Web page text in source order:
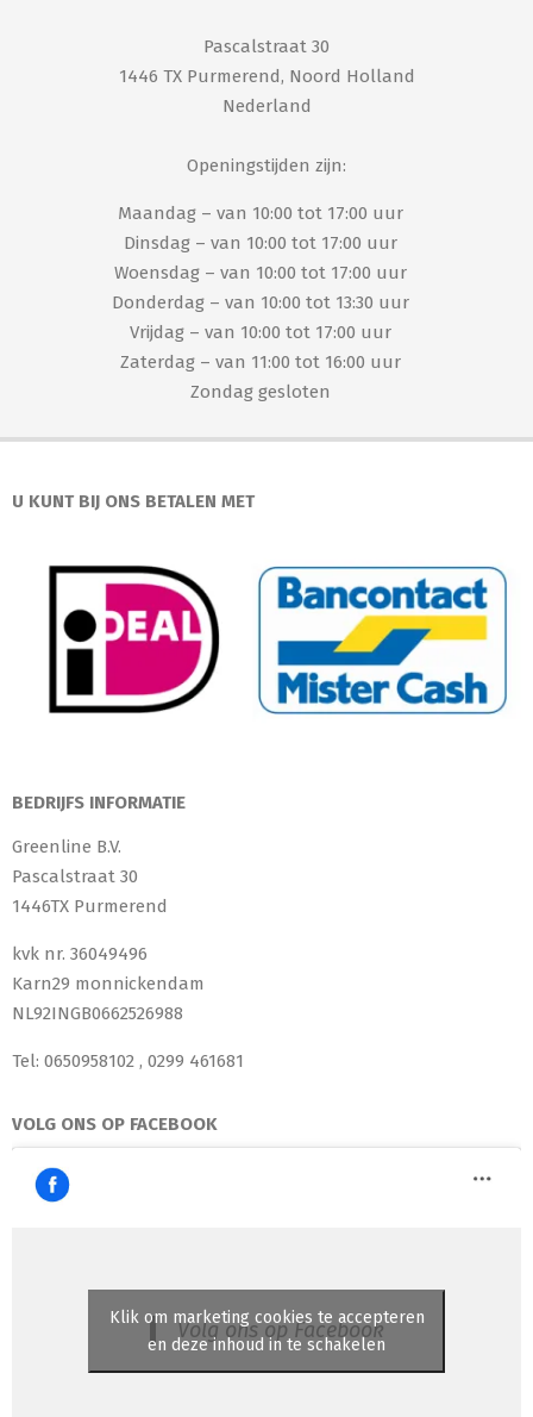
Pascalstraat 30
1446 TX Purmerend, Noord Holland
Nederland
Openingstijden zijn:
Maandag – van 10:00 tot 17:00 uur
Dinsdag – van 10:00 tot 17:00 uur
Woensdag – van 10:00 tot 17:00 uur
Donderdag – van 10:00 tot 13:30 uur
Vrijdag – van 10:00 tot 17:00 uur
Zaterdag – van 11:00 tot 16:00 uur
Zondag gesloten
U KUNT BIJ ONS BETALEN MET
BEDRIJFS INFORMATIE
Greenline B.V.
Pascalstraat 30
1446TX Purmerend
kvk nr. 36049496
Karn29 monnickendam
NL92INGB0662526988
Tel: 0650958102 , 0299 461681
VOLG ONS OP FACEBOOK
Volg ons op Facebook
Klik om marketing cookies te accepteren
en deze inhoud in te schakelen